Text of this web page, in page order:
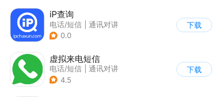
iP查询
电话/短信
通讯对讲
0.0
下载
虚拟来电短信
电话/短信
通讯对讲
4.5
下载